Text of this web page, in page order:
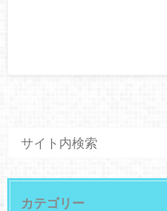
カテゴリー